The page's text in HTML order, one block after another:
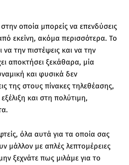
οποία μπορείς να επενδύσεις
εκείνη, ακόμα περισσότερα. Το
να την πιστέψεις και να την
αποκτήσει ξεκάθαρα, μία
και φυσικά δεν
της στους πίνακες τηλεθέασης,
και στη πολύτιμη,
όλα αυτά για τα οποία σας
μάλλον με απλές λεπτομέρειες
ξεχνάτε πως μιλάμε για το